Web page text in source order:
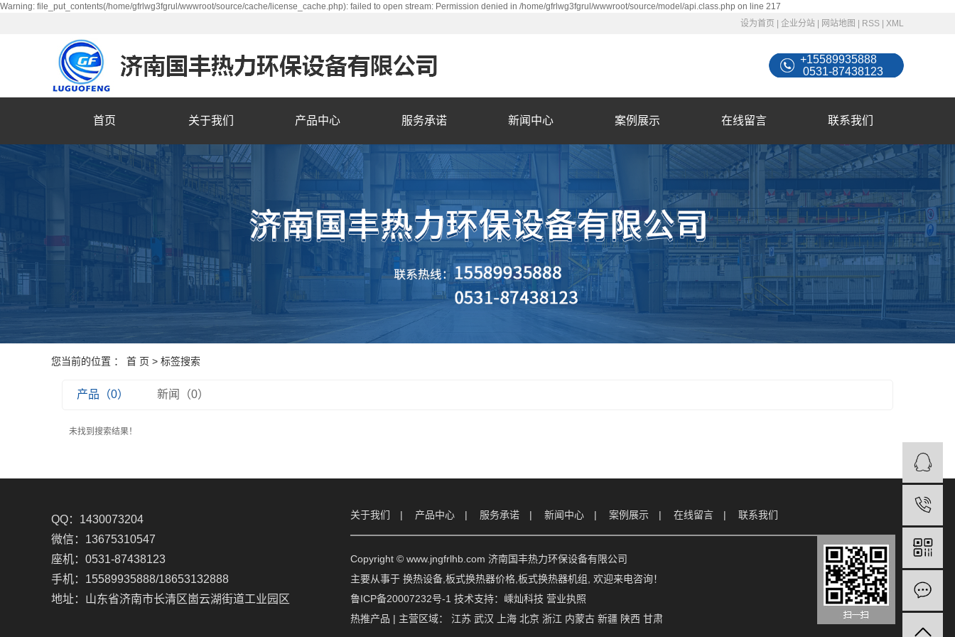
Warning: file_put_contents(/home/gfrlwg3fgrul/wwwroot/source/cache/license_cache.php): failed to open stream: Permission denied in /home/gfrlwg3fgrul/wwwroot/source/model/api.class.php on line 217
设为首页
企业分站 网站地图 RSS XML
+15589935888
0531-87438123
首页 关于我们 产品中心 服务承诺 新闻中心 案例展示 在线留言 联系我们
您当前的位置 ： 首 页 > 标签搜索
产品（0） 新闻（0）
未找到搜索结果！
QQ：1430073204
微信：13675310547
座机：0531-87438123
手机：15589935888/18653132888
地址：山东省济南市长清区崮云湖街道工业园区
关于我们 产品中心 服务承诺 新闻中心 案例展示 在线留言 联系我们
Copyright © www.jngfrlhb.com 济南国丰热力环保设备有限公司
主要从事于 换热设备 板式换热器价格 板式换热器机组 , 欢迎来电咨询！
鲁ICP备20007232号-1 技术支持： 嵊灿科技 营业执照
热推产品 | 主营区域： 江苏 武汉 上海 北京 浙江 内蒙古 新疆 陕西 甘肃